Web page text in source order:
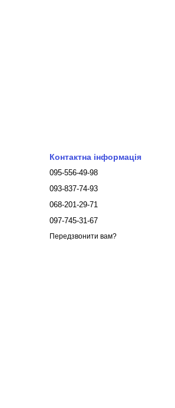
Контактна інформація
095-556-49-98
093-837-74-93
068-201-29-71
097-745-31-67
Передзвонити вам?